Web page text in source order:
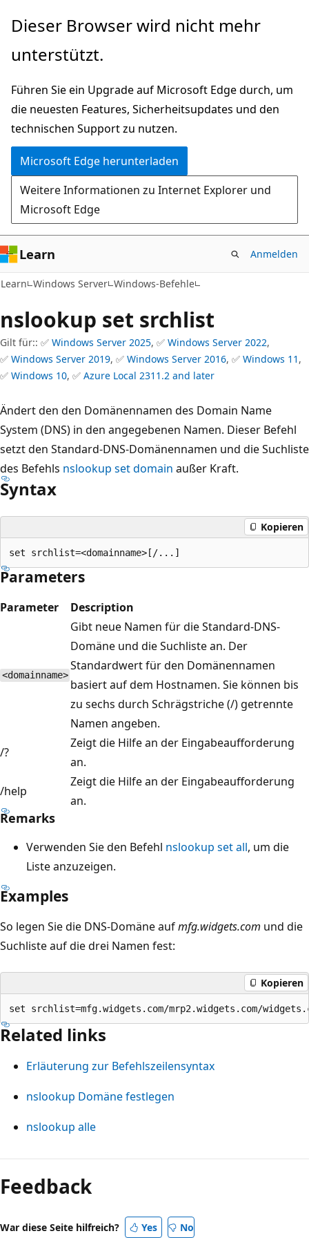
Zu
wechseln
Dieser Browser wird nicht mehr
unterstützt.
Führen Sie ein Upgrade auf Microsoft Edge durch, um
die neuesten Features, Sicherheitsupdates und den
technischen Support zu nutzen.
Microsoft Edge herunterladen
Weitere Informationen zu Internet Explorer und
Microsoft Edge
Learn Anmelden
Learn Windows Server Windows-Befehle
nslookup set srchlist
Gilt für:: ✅ Windows Server 2025, ✅ Windows Server 2022,
✅ Windows Server 2019, ✅ Windows Server 2016, ✅ Windows 11 ,
✅ Windows 10, ✅ Azure Local 2311.2 and later
Ändert den den Domänennamen des Domain Name
System (DNS) in den angegebenen Namen. Dieser Befehl
setzt den Standard-DNS-Domänennamen und die Suchliste
des Befehls nslookup set domain außer Kraft.
Syntax
Kopieren
Parameters
Parameter Description
<domainname>
Gibt neue Namen für die Standard-DNS-
Domäne und die Suchliste an. Der
Standardwert für den Domänennamen
basiert auf dem Hostnamen. Sie können bis
zu sechs durch Schrägstriche (/) getrennte
Namen angeben.
/?
Zeigt die Hilfe an der Eingabeaufforderung
an.
/help
Zeigt die Hilfe an der Eingabeaufforderung
an.
Remarks
Verwenden Sie den Befehl nslookup set all, um die
Liste anzuzeigen.
Examples
So legen Sie die DNS-Domäne aufmfg.widgets.com und die
Suchliste auf die drei Namen fest:
Kopieren
Related links
Erläuterung zur Befehlszeilensyntax
nslookup Domäne festlegen
nslookup alle
Lesemodus
deaktiviert
Feedback
War diese Seite hilfreich? Yes No